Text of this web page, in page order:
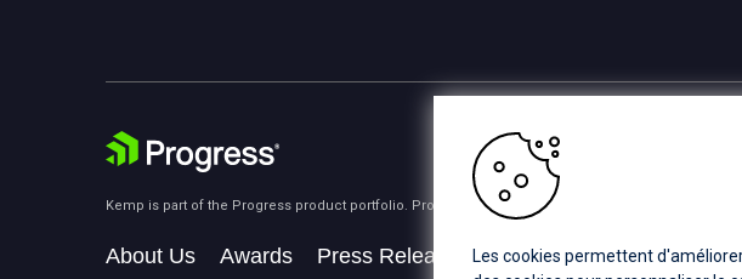
Kemp is part of the Progress product portfolio. Progress is the leading provider of application
About Us Awards Press Releases Media Coverage
Les cookies permettent